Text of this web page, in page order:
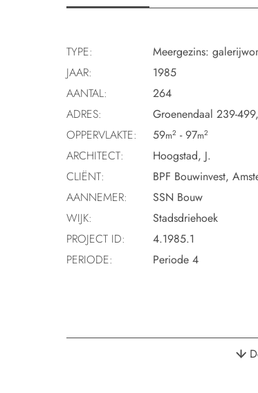
TYPE:
Meergezins:
JAAR:
1985
AANTAL:
264
ADRES:
Groenendaal 239-
OPPERVLAKTE:
59m2 - 97m2
ARCHITECT:
Hoogstad, J.
CLIËNT:
BPF Bouwinvest,
AANNEMER:
SSN Bouw
WIJK:
Stadsdriehoek
PROJECT ID:
4.1985.1
PERIODE:
Periode 4